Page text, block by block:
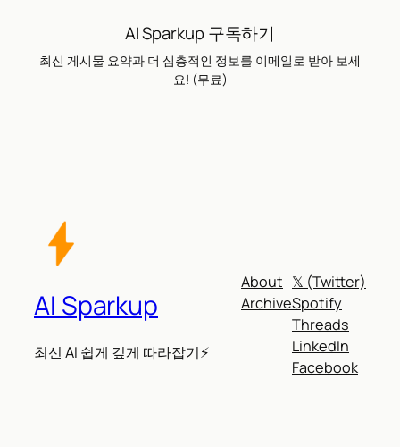
AI Sparkup 구독하기
최신 게시물 요약과 더 심층적인 정보를 이메일로 받아 보세
요! (무료)
AI Sparkup
최신 AI 쉽게 깊게 따라잡기⚡
About
Archive
𝕏 (Twitter)
Spotify
Threads
LinkedIn
Facebook